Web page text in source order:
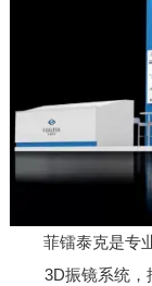
菲镭泰克是专
3D振镜系统，